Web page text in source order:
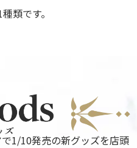
類です。
1/10発売の新グッズを店頭